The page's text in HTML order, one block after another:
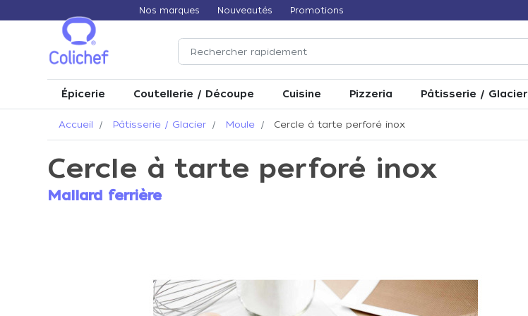
Nos marques Nouveautés Promotions
Épicerie Coutellerie / Découpe Cuisine Pizzeria Pâtisserie / Glacier
Accueil Pâtisserie / Glacier Moule Cercle à tarte perforé inox
Cercle à tarte perforé inox
Mallard ferrière